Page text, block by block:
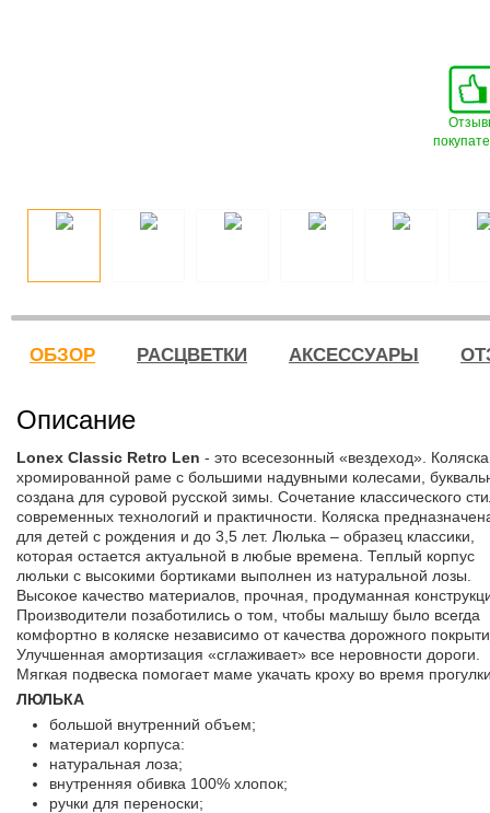
ОБЗОР РАСЦВЕТКИ АКСЕССУАРЫ
Описание
Lonex Classic Retro Len - это всесезонный «вездеход».
хромированной раме с большими надувными колесами,
создана для суровой русской зимы. Сочетание классического
современных технологий и практичности. Коляска
для детей с рождения и до 3,5 лет. Люлька – образец классики,
которая остается актуальной в любые времена. Теплый корпус
люльки с высокими бортиками выполнен из натуральной лозы.
Высокое качество материалов, прочная, продуманная
Производители позаботились о том, чтобы малышу было всегда
комфортно в коляске независимо от качества дорожного
Улучшенная амортизация «сглаживает» все неровности дороги.
Мягкая подвеска помогает маме укачать кроху во время
ЛЮЛЬКА
большой внутренний объем;
материал корпуса:
натуральная лоза;
внутренняя обивка 100% хлопок;
ручки для переноски;